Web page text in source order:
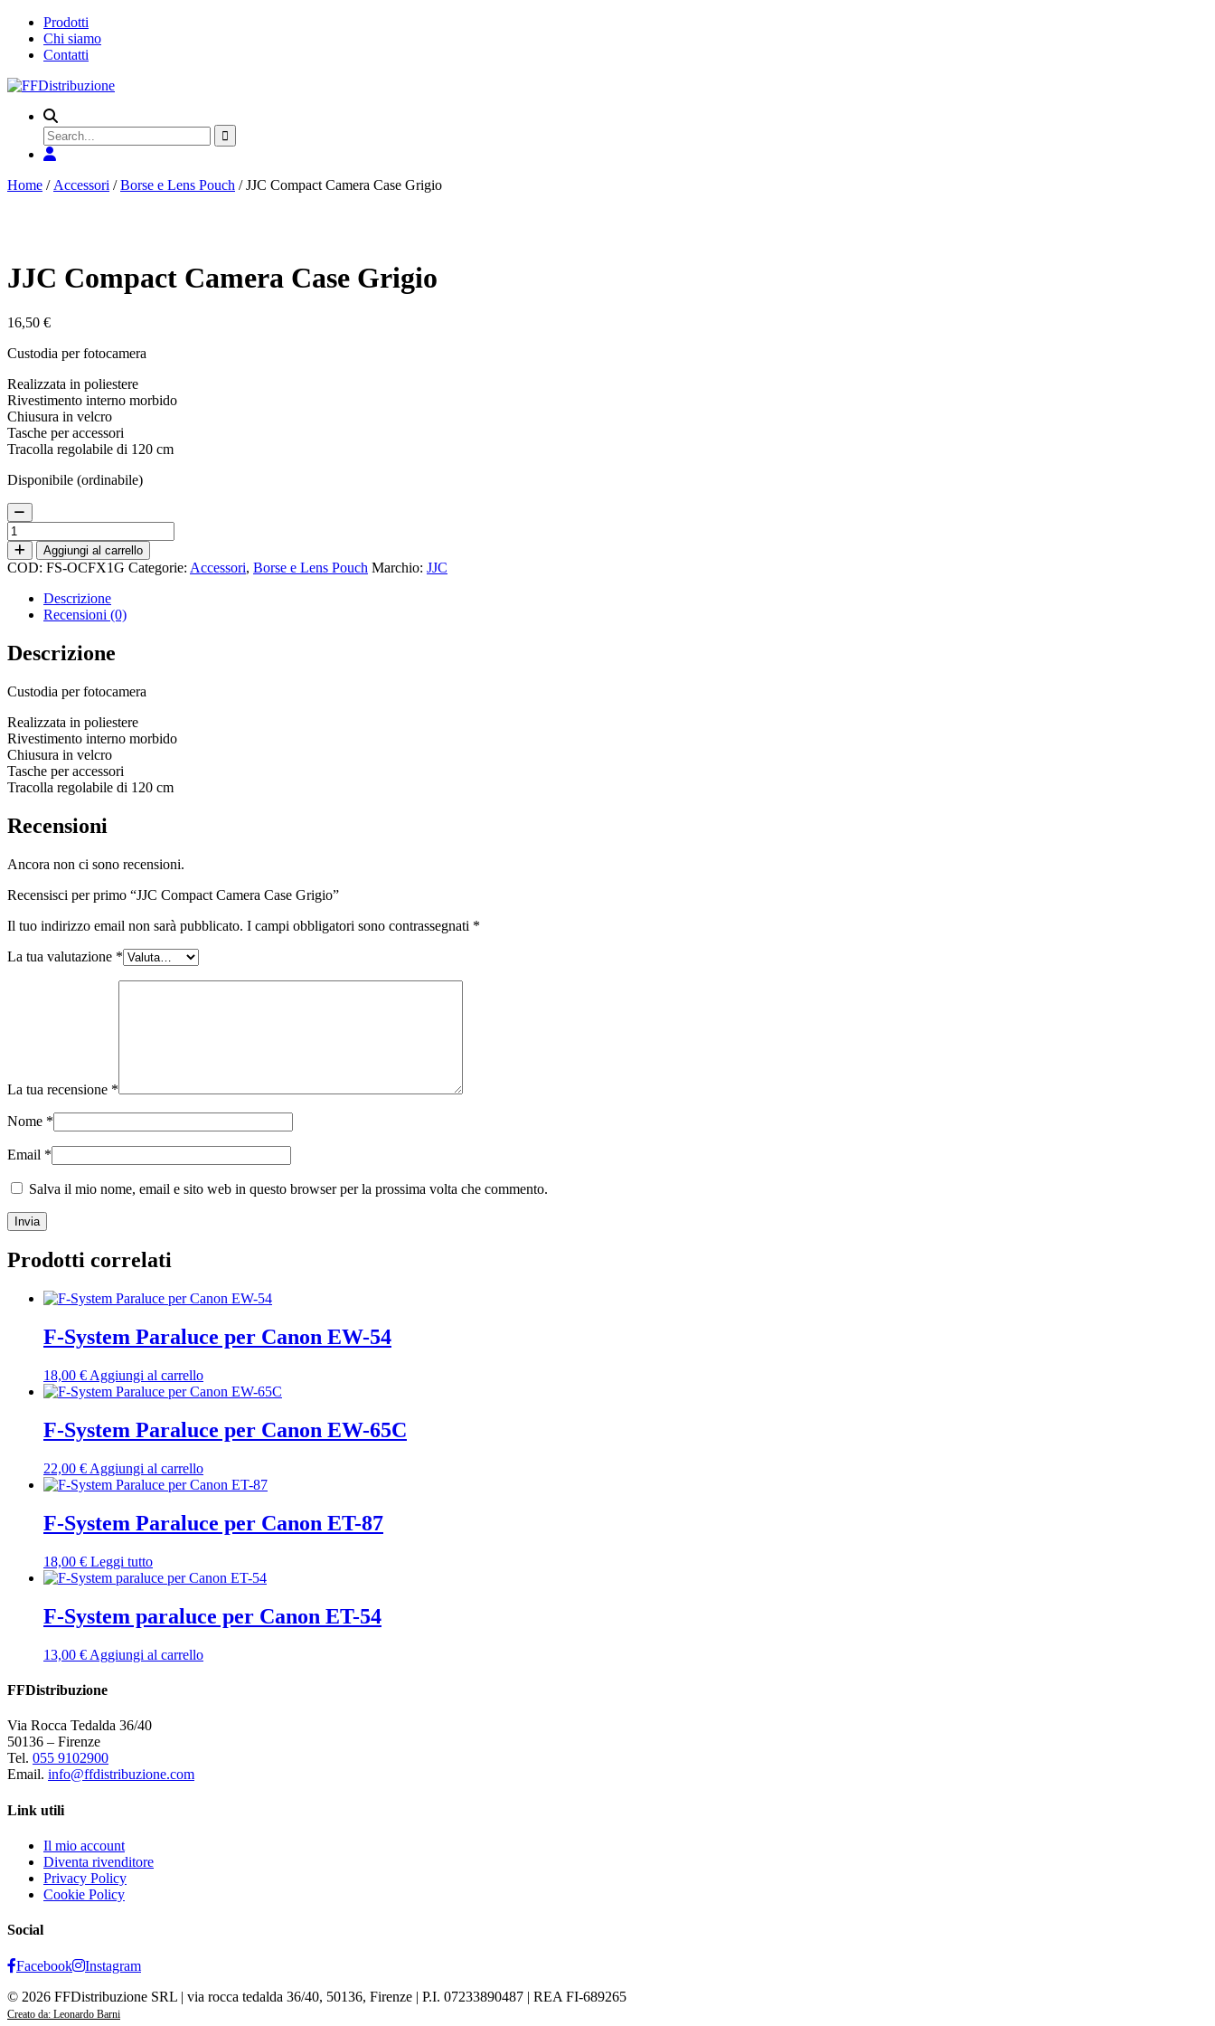
Prodotti
Chi siamo
Contatti
Search
for
Home / Accessori /Borse e Lens Pouch / JJC Compact Camera Case Grigio
JJC Compact Camera Case Grigio
16,50 €
Custodia per fotocamera
Realizzata in poliestere
Rivestimento interno morbido
Chiusura in velcro
Tasche per accessori
Tracolla regolabile di 120 cm
Disponibile (ordinabile)
JJC
Compact
Camera
Case
Grigio
quantità
Aggiungi al carrello
COD: FS-OCFX1G Categorie: Accessori, Borse e Lens Pouch Marchio: JJC
Descrizione
Recensioni (0)
Descrizione
Custodia per fotocamera
Realizzata in poliestere
Rivestimento interno morbido
Chiusura in velcro
Tasche per accessori
Tracolla regolabile di 120 cm
Recensioni
Ancora non ci sono recensioni.
Recensisci per primo “JJC Compact Camera Case Grigio”
Il tuo indirizzo email non sarà pubblicato. I campi obbligatori sono contrassegnati *
La tua valutazione *
La tua recensione *
Nome *
Email *
Salva il mio nome, email e sito web in questo browser per la prossima volta che commento.
Prodotti correlati
F-System Paraluce per Canon EW-54
18,00 € Aggiungi al carrello
F-System Paraluce per Canon EW-65C
22,00 € Aggiungi al carrello
F-System Paraluce per Canon ET-87
18,00 € Leggi tutto
F-System paraluce per Canon ET-54
13,00 € Aggiungi al carrello
FFDistribuzione
Via Rocca Tedalda 36/40
50136 – Firenze
Tel. 055 9102900
Email. info@ffdistribuzione.com
Link utili
Il mio account
Diventa rivenditore
Privacy Policy
Cookie Policy
Social
Facebook
Instagram
© 2026 FFDistribuzione SRL | via rocca tedalda 36/40, 50136, Firenze | P.I. 07233890487 | REA FI-689265
Creato da: Leonardo Barni